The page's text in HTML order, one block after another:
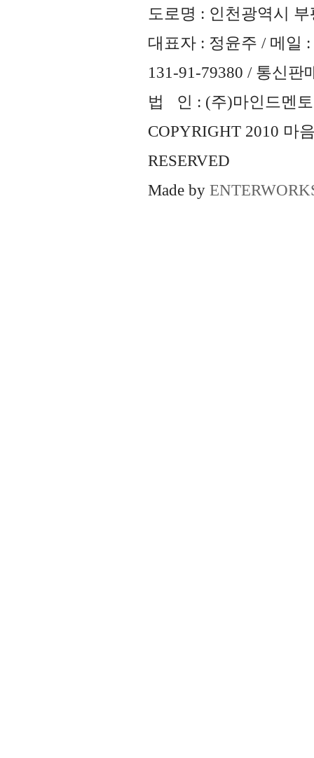
도로명 : 인천광역시
대표자 : 정윤주 / 메일 :
131-91-79380 / 통신판
법 인 : (주)마인드멘토
COPYRIGHT 2010 마
RESERVED
Made by